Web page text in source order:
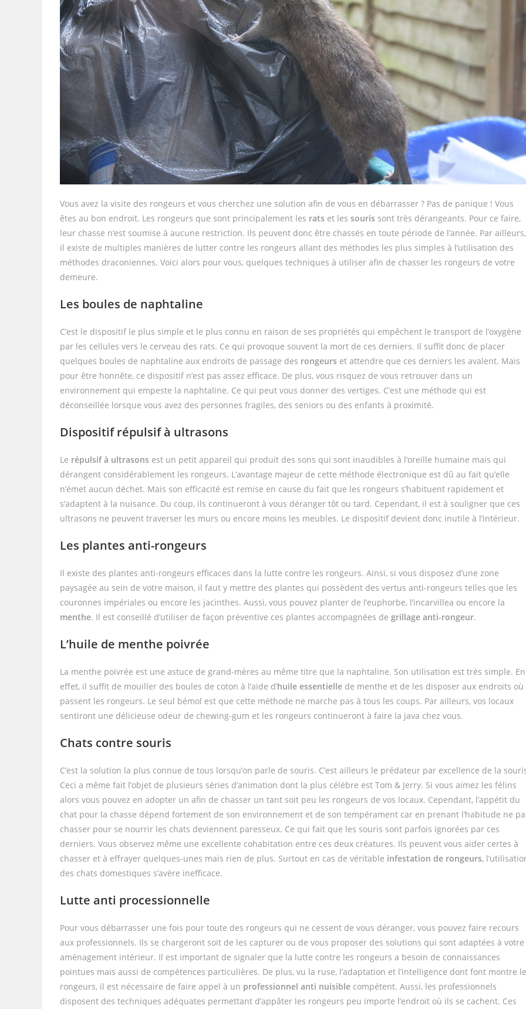
Vous avez la visite des rongeurs et vous cherchez une solution afin de vous en débarrasser ? Pas de panique ! Vous
êtes au bon endroit. Les rongeurs que sont principalement les rats et les souris sont très dérangeants. Pour ce faire,
leur chasse n’est soumise à aucune restriction. Ils peuvent donc être chassés en toute période de l’année. Par ailleurs,
il existe de multiples manières de lutter contre les rongeurs allant des méthodes les plus simples à l’utilisation des
méthodes draconiennes. Voici alors pour vous, quelques techniques à utiliser afin de chasser les rongeurs de votre
demeure.
Les boules de naphtaline
C’est le dispositif le plus simple et le plus connu en raison de ses propriétés qui empêchent le transport de l’oxygène
par les cellules vers le cerveau des rats. Ce qui provoque souvent la mort de ces derniers. Il suffit donc de placer
quelques boules de naphtaline aux endroits de passage des rongeurs et attendre que ces derniers les avalent. Mais
pour être honnête, ce dispositif n’est pas assez efficace. De plus, vous risquez de vous retrouver dans un
environnement qui empeste la naphtaline. Ce qui peut vous donner des vertiges. C’est une méthode qui est
déconseillée lorsque vous avez des personnes fragiles, des seniors ou des enfants à proximité.
Dispositif répulsif à ultrasons
Le répulsif à ultrasons est un petit appareil qui produit des sons qui sont inaudibles à l’oreille humaine mais qui
dérangent considérablement les rongeurs. L’avantage majeur de cette méthode électronique est dû au fait qu’elle
n’émet aucun déchet. Mais son efficacité est remise en cause du fait que les rongeurs s’habituent rapidement et
s’adaptent à la nuisance. Du coup, ils continueront à vous déranger tôt ou tard. Cependant, il est à souligner que ces
ultrasons ne peuvent traverser les murs ou encore moins les meubles. Le dispositif devient donc inutile à l’intérieur.
Les plantes anti-rongeurs
Il existe des plantes anti-rongeurs efficaces dans la lutte contre les rongeurs. Ainsi, si vous disposez d’une zone
paysagée au sein de votre maison, il faut y mettre des plantes qui possèdent des vertus anti-rongeurs telles que les
couronnes impériales ou encore les jacinthes. Aussi, vous pouvez planter de l’euphorbe, l’incarvillea ou encore la
menthe. Il est conseillé d’utiliser de façon préventive ces plantes accompagnées de grillage anti-rongeur.
L’huile de menthe poivrée
La menthe poivrée est une astuce de grand-mères au même titre que la naphtaline. Son utilisation est très simple. En
effet, il suffit de mouiller des boules de coton à l’aide d’huile essentielle de menthe et de les disposer aux endroits où
passent les rongeurs. Le seul bémol est que cette méthode ne marche pas à tous les coups. Par ailleurs, vos locaux
sentiront une délicieuse odeur de chewing-gum et les rongeurs continueront à faire la java chez vous.
Chats contre souris
C’est la solution la plus connue de tous lorsqu’on parle de souris. C’est ailleurs le prédateur par excellence de la
Ceci a même fait l’objet de plusieurs séries d’animation dont la plus célèbre est Tom & Jerry. Si vous aimez les félins
alors vous pouvez en adopter un afin de chasser un tant soit peu les rongeurs de vos locaux. Cependant, l’appétit du
chat pour la chasse dépend fortement de son environnement et de son tempérament car en prenant l’habitude ne
chasser pour se nourrir les chats deviennent paresseux. Ce qui fait que les souris sont parfois ignorées par ces
derniers. Vous observez même une excellente cohabitation entre ces deux créatures. Ils peuvent vous aider certes à
chasser et à effrayer quelques-unes mais rien de plus. Surtout en cas de véritable infestation de rongeurs,
des chats domestiques s’avère inefficace.
Lutte anti processionnelle
Pour vous débarrasser une fois pour toute des rongeurs qui ne cessent de vous déranger, vous pouvez faire recours
aux professionnels. Ils se chargeront soit de les capturer ou de vous proposer des solutions qui sont adaptées à votre
aménagement intérieur. Il est important de signaler que la lutte contre les rongeurs a besoin de connaissances
pointues mais aussi de compétences particulières. De plus, vu la ruse, l’adaptation et l’intelligence dont font montre
rongeurs, il est nécessaire de faire appel à un professionnel anti nuisible compétent. Aussi, les professionnels
disposent des techniques adéquates permettant d’appâter les rongeurs peu importe l’endroit où ils se cachent. Ces